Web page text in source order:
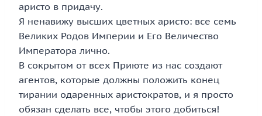
аристо в придачу.
Я ненавижу высших цветных аристо: все семь
Великих Родов Империи и Его Величество
Императора лично.
В сокрытом от всех Приюте из нас создают
агентов, которые должны положить конец
тирании одаренных аристократов, и я просто
обязан сделать все, чтобы этого добиться!